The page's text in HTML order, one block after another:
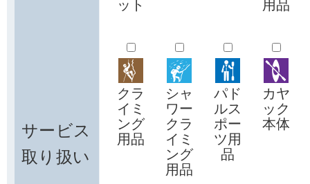
サービス
取り扱い
クラ
イミ
ング
用品
シャ
ワー
クラ
イミ
ング
用品
パド
ルス
ポー
ツ用
品
カヤ
ック
本体